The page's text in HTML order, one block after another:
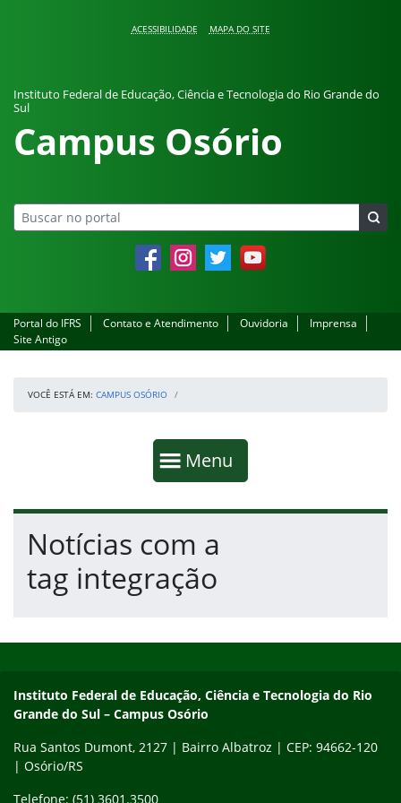
ACESSIBILIDADE MAPA DO SITE
Instituto Federal de Educação, Ciência e Tecnologia do Rio Grande do
Sul
Campus Osório
FacebookInstagramTwitter YouTube
Portal do IFRS Contato e Atendimento Ouvidoria
Imprensa
Site Antigo
VOCÊ ESTÁ EM: CAMPUS OSÓRIO
Mostrar
Menu
Fim da navegação
Início do conteúdo
Notícias com a
tag integração
Instituto Federal de Educação, Ciência e Tecnologia do Rio
Instituto Federal de Educação, Ciência e Tecnologia do Rio
Grande do Sul – Campus Osório
Rua Santos Dumont, 2127 | Bairro Albatroz | CEP: 94662-120
| Osório/RS
Telefone: (51) 3601.3500